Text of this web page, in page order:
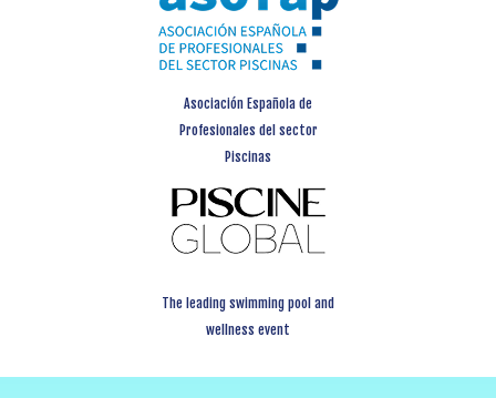
Asociación Española de
Profesionales del sector
Piscinas
The leading swimming pool and
wellness event